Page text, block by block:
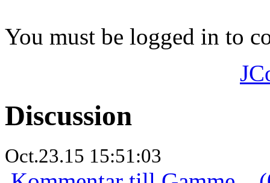
You must be logged in to
Discussion
Oct.23.15 15:51:03